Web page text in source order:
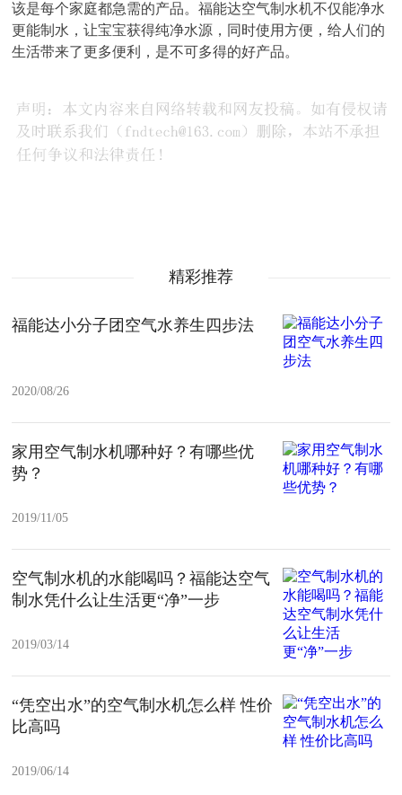
该是每个家庭都急需的产品。福能达空气制水机不仅能净水
更能制水，让宝宝获得纯净水源，同时使用方便，给人们的
生活带来了更多便利，是不可多得的好产品。
精彩推荐
福能达小分子团空气水养生四步法
2020/08/26
家用空气制水机哪种好？有哪些优
势？
2019/11/05
空气制水机的水能喝吗？福能达空气
制水凭什么让生活更“净”一步
2019/03/14
“凭空出水”的空气制水机怎么样 性价
比高吗
2019/06/14